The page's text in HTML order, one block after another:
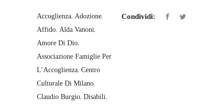
Accoglienza, Adozione,
Affido, Alda Vanoni,
Amore Di Dio,
Associazione Famiglie Per
L’Accoglienza, Centro
Culturale Di Milano,
Claudio Burgio, Disabili,
Condividi: